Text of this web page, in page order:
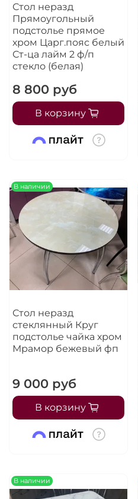
Стол неразд
Прямоугольный
подстолье прямое
хром Царг.пояс белый
Ст-ца лайм 2 ф/п
стекло (белая)
8 800 руб
В корзину
В наличии
Стол неразд
стеклянный Круг
подстолье чайка хром
Мрамор бежевый фп
9 000 руб
В корзину
В наличии